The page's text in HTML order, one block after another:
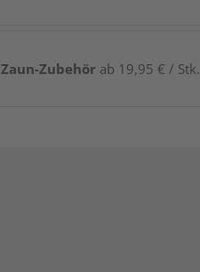
Zaun-Zubehör ab 19,95 € / Stk.